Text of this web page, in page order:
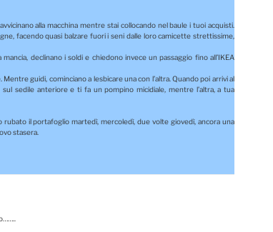
alla macchina mentre stai collocando nel baule i tuoi acquisti.
facendo quasi balzare fuori i seni dalle loro camicette strettissime,
declinano i soldi e chiedono invece un passaggio fino all’IKEA
guidi, cominciano a lesbicare una con l’altra. Quando poi arrivi al
sul sedile anteriore e ti fa un pompino micidiale, mentre l’altra, a tua
rubato il portafoglio martedì, mercoledì, due volte giovedì, ancora una
stasera.